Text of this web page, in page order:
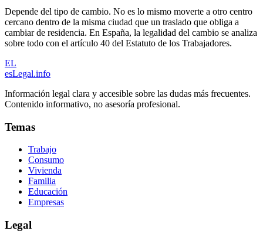
Depende del tipo de cambio. No es lo mismo moverte a otro centro
cercano dentro de la misma ciudad que un traslado que obliga a
cambiar de residencia. En España, la legalidad del cambio se analiza
sobre todo con el artículo 40 del Estatuto de los Trabajadores.
EL
esLegal.info
Información legal clara y accesible sobre las dudas más frecuentes.
Contenido informativo, no asesoría profesional.
Temas
Trabajo
Consumo
Vivienda
Familia
Educación
Empresas
Legal